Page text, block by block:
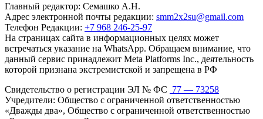
Главный редактор: Семашко А.Н.
Адрес электронной почты редакции: smm2x2su@gmail.com
Телефон Редакции: +7 968 246-25-97
На страницах сайта в информационных целях может
встречаться указание на WhatsApp. Обращаем внимание, что
данный сервис принадлежит Meta Platforms Inc., деятельность
которой признана экстремистской и запрещена в РФ
Свидетельство о регистрации ЭЛ № ФС 77 — 73258
Учредители: Общество с ограниченной ответственностью
«Дважды два», Общество с ограниченной ответственностью